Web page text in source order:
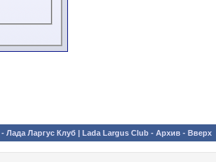
- Лада Ларгус Клуб | Lada Largus Club - Архив - Вверх